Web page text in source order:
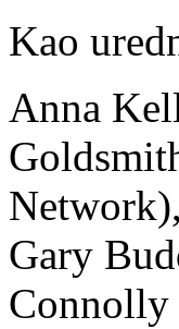
Kao
Anna
Gary
Connolly